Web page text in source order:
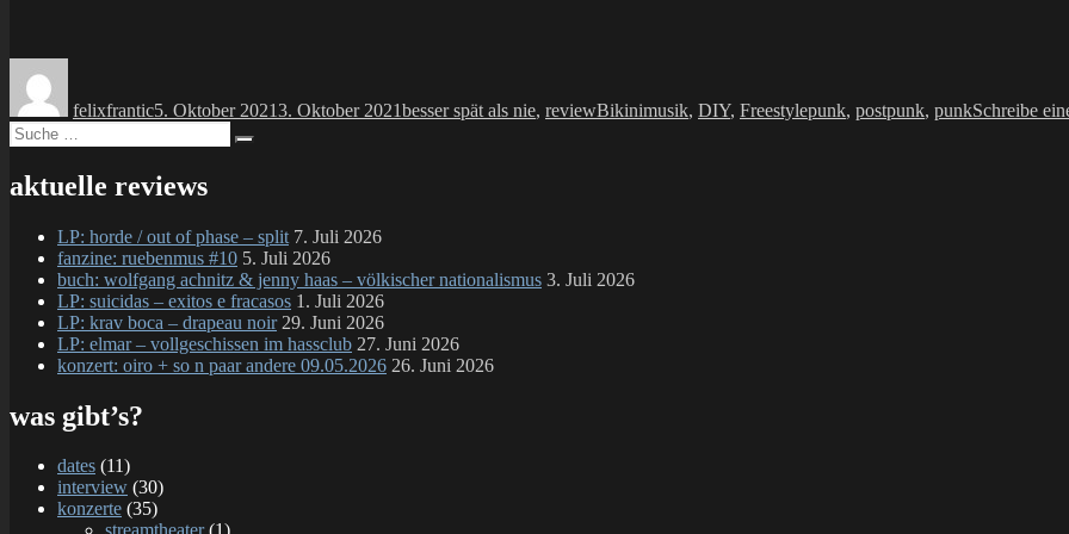
felixfrantic5. Oktober 20213. Oktober 2021besser spät als nie, reviewBikinimusik, DIY, Freestylepunk, postpunk, punkSchreibe
Suche
nach:
aktuelle reviews
LP: horde / out of phase – split 7. Juli 2026
fanzine: ruebenmus #10 5. Juli 2026
buch: wolfgang achnitz & jenny haas – völkischer nationalismus 3. Juli 2026
LP: suicidas – exitos e fracasos 1. Juli 2026
LP: krav boca – drapeau noir 29. Juni 2026
LP: elmar – vollgeschissen im hassclub 27. Juni 2026
konzert: oiro + so n paar andere 09.05.2026 26. Juni 2026
was gibt’s?
dates (11)
interview (30)
konzerte (35)